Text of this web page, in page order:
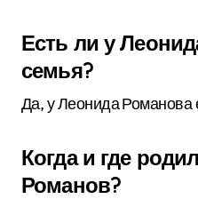
Есть ли у
семья?
Да, у Леонида Романова
Когда и где
Романов?